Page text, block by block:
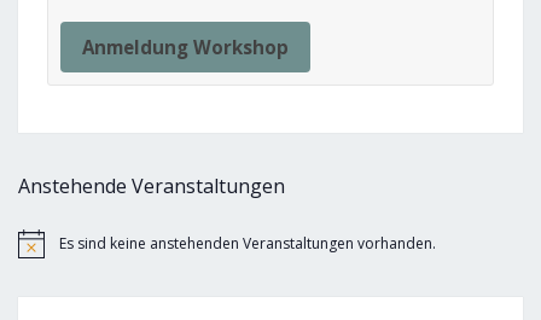
Anmeldung Workshop
Anstehende Veranstaltungen
HinweisEs sind keine anstehenden Veranstaltungen vorhanden.